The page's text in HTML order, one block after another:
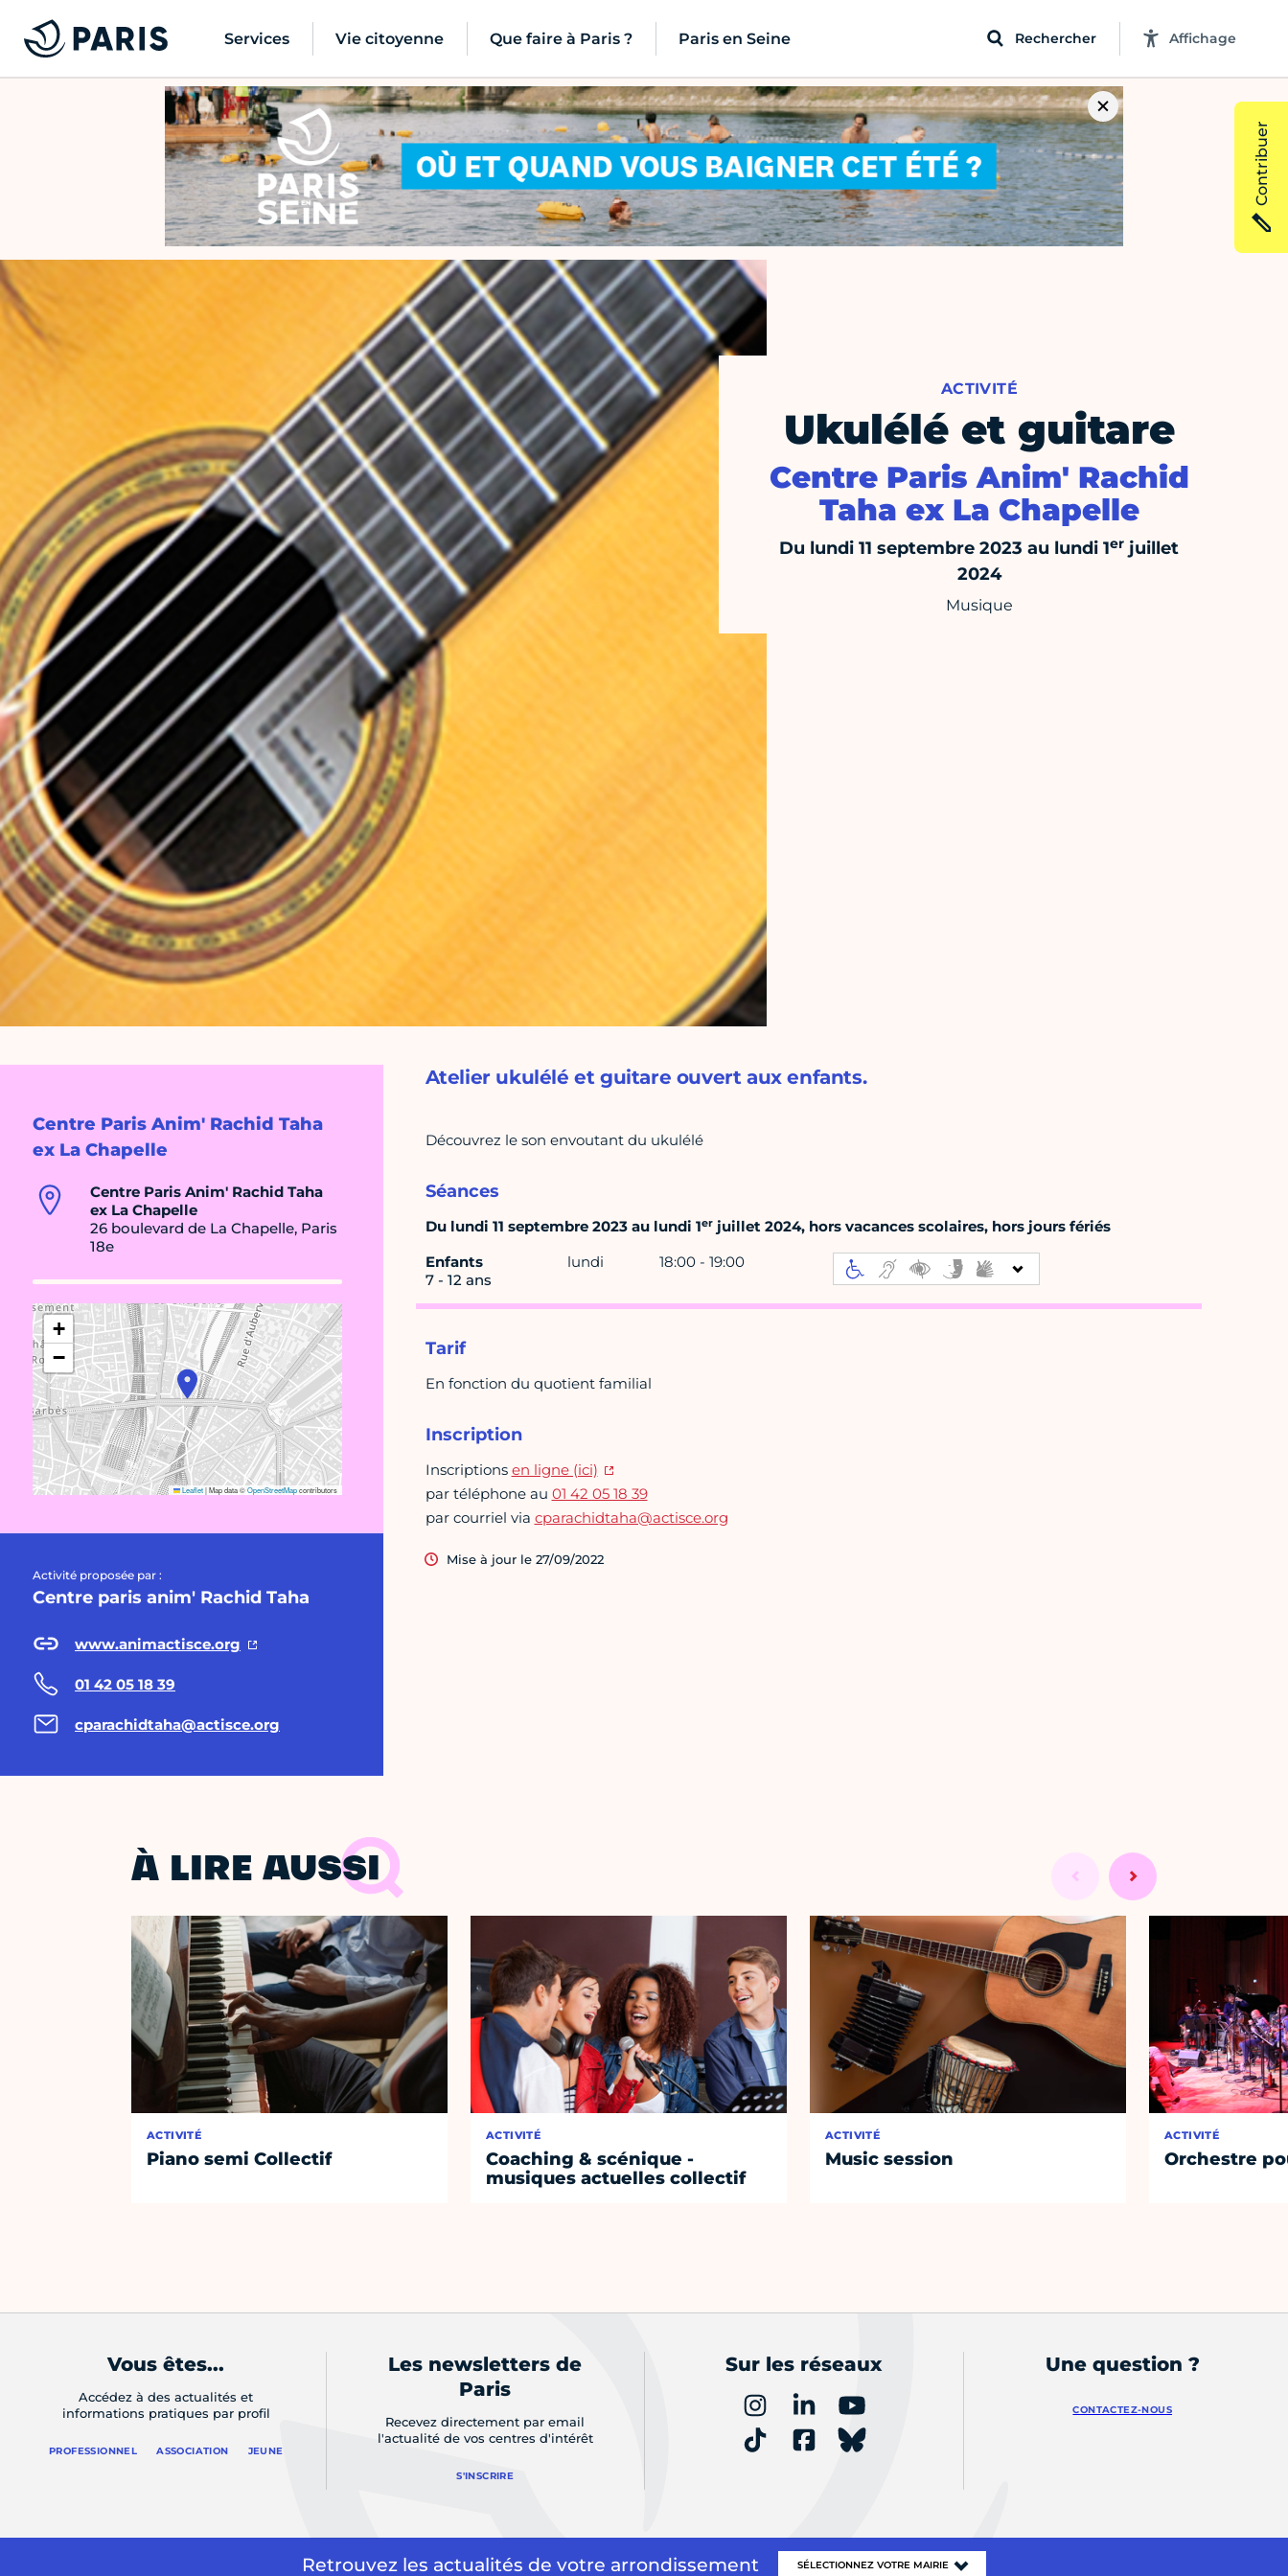
Services Vie citoyenne Que faire à Paris ? Paris en Seine Rechercher Affichage
ACTIVITÉ
Ukulélé et guitare
Centre Paris Anim' Rachid
Taha ex La Chapelle
Du lundi 11 septembre 2023 au lundi 1er juillet
2024
Musique
Centre Paris Anim' Rachid Taha
ex La Chapelle
Centre Paris Anim' Rachid Taha
ex La Chapelle
26 boulevard de La Chapelle, Paris
18e
+
−
Leaflet|Map data ©OpenStreetMapcontributors
Activité proposée par :
Centre paris anim' Rachid Taha
www.animactisce.org
01 42 05 18 39
cparachidtaha@actisce.org
Atelier ukulélé et guitare ouvert aux enfants.
Découvrez le son envoutant du ukulélé
Séances
Du lundi 11 septembre 2023 au lundi 1erjuillet 2024, hors vacances scolaires, hors jours fériés
Enfants
7 - 12 ans
lundi 18:00 - 19:00
Tarif
En fonction du quotient familial
Inscription
Inscriptions en ligne (ici)
par téléphone au 01 42 05 18 39
par courriel via cparachidtaha@actisce.org
Mise à jour le 27/09/2022
À LIRE AUSSI
ACTIVITÉ
Piano semi Collectif
ACTIVITÉ
Coaching & scénique -
musiques actuelles collectif
ACTIVITÉ
Music session
ACTIVITÉ
Orchestre
Contribuer
Vous êtes...
Accédez à des actualités et
informations pratiques par profil
PROFESSIONNEL ASSOCIATION JEUNE
Les newsletters de
Paris
Recevez directement par email
l'actualité de vos centres d'intérêt
S'INSCRIRE
Sur les réseaux Une question ?
CONTACTEZ-NOUS
Retrouvez les actualités de votre arrondissement